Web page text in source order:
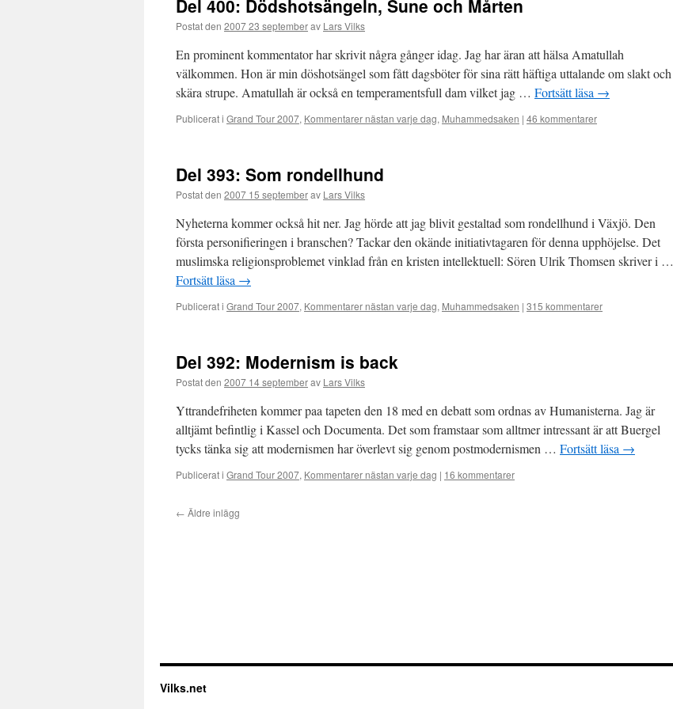
Del 400: Dödshotsängeln, Sune och Mårten
Postat den 2007 23 septemberav Lars Vilks
En prominent kommentator har skrivit några gånger idag. Jag har äran att hälsa Amatullah
välkommen. Hon är min döshotsängel som fått dagsböter för sina rätt häftiga uttalande om slakt och
skära strupe. Amatullah är också en temperamentsfull dam vilket jag … Fortsätt läsa →
Publicerat i Grand Tour 2007, Kommentarer nästan varje dag, Muhammedsaken | 46 kommentarer
Del 393: Som rondellhund
Postat den 2007 15 septemberav Lars Vilks
Nyheterna kommer också hit ner. Jag hörde att jag blivit gestaltad som rondellhund i Växjö. Den
första personifieringen i branschen? Tackar den okände initiativtagaren för denna upphöjelse. Det
muslimska religionsproblemet vinklad från en kristen intellektuell: Sören Ulrik Thomsen skriver i …
Fortsätt läsa →
Publicerat i Grand Tour 2007, Kommentarer nästan varje dag, Muhammedsaken | 315 kommentarer
Del 392: Modernism is back
Postat den 2007 14 septemberav Lars Vilks
Yttrandefriheten kommer paa tapeten den 18 med en debatt som ordnas av Humanisterna. Jag är
alltjämt befintlig i Kassel och Documenta. Det som framstaar som alltmer intressant är att Buergel
tycks tänka sig att modernismen har överlevt sig genom postmodernismen … Fortsätt läsa →
Publicerat i Grand Tour 2007, Kommentarer nästan varje dag | 16 kommentarer
← Äldre inlägg
Vilks.net